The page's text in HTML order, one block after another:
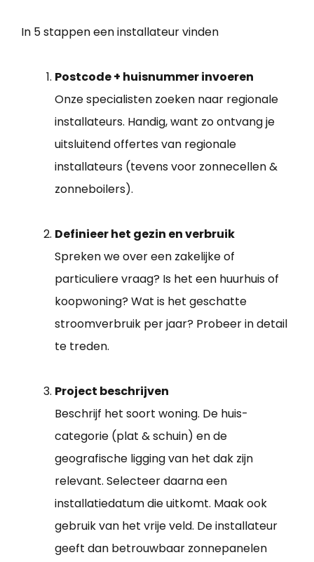
In 5 stappen een installateur vinden
Postcode + huisnummer invoeren
Onze specialisten zoeken naar regionale
installateurs. Handig, want zo ontvang je
uitsluitend offertes van regionale
installateurs (tevens voor zonnecellen &
zonneboilers).
Definieer het gezin en verbruik
Spreken we over een zakelijke of
particuliere vraag? Is het een huurhuis of
koopwoning? Wat is het geschatte
stroomverbruik per jaar? Probeer in detail
te treden.
Project beschrijven
Beschrijf het soort woning. De huis-
categorie (plat & schuin) en de
geografische ligging van het dak zijn
relevant. Selecteer daarna een
installatiedatum die uitkomt. Maak ook
gebruik van het vrije veld. De installateur
geeft dan betrouwbaar zonnepanelen